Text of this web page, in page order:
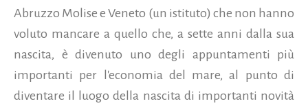
Abruzzo Molise e Veneto (un istituto) che non hanno
voluto mancare a quello che, a sette anni dalla sua
nascita, è divenuto uno degli appuntamenti più
importanti per l'economia del mare, al punto di
diventare il luogo della nascita di importanti novità